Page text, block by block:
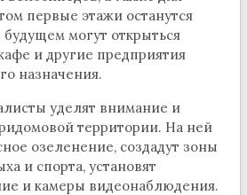
первые этажи останутся
могут открыться
и другие предприятия
назначения.
уделят внимание и
территории. На ней
озеленение, создадут зоны
и спорта, установят
и камеры видеонаблюдения.